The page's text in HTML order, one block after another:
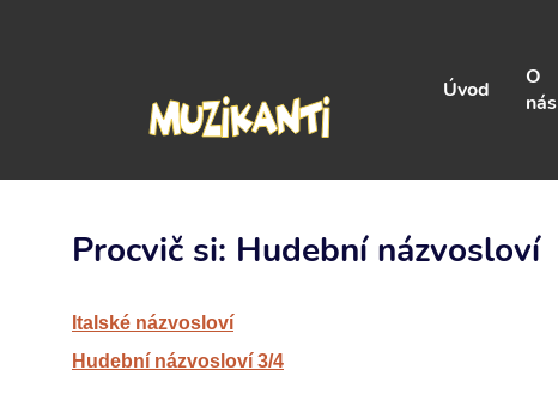
Úvod
O
nás
Procvič si: Hudební názvosloví
Italské názvosloví
Hudební názvosloví 3/4